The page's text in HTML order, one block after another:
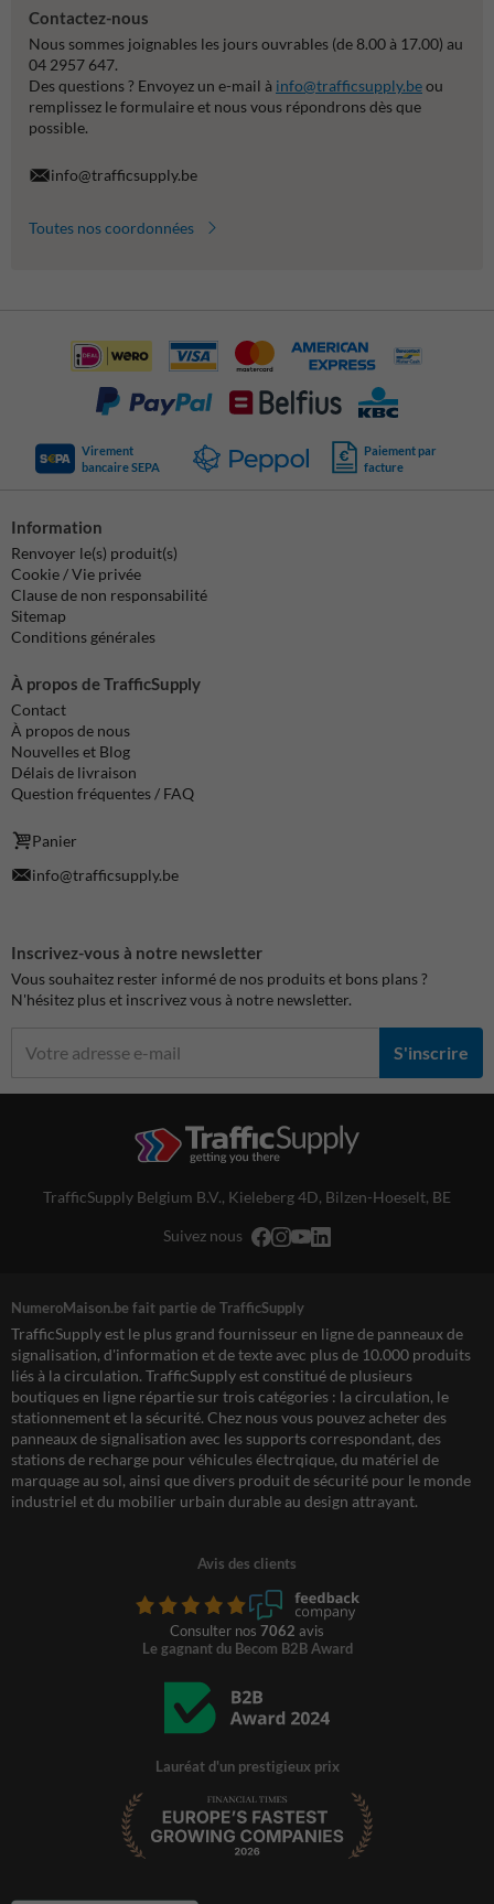
Contactez-nous
Nous sommes joignables les jours ouvrables (de 8.00 à 17.00) au
04 2957 647.
Des questions ? Envoyez un e-mail à info@trafficsupply.beou
remplissez le formulaire et nous vous répondrons dès que
possible.
info@trafficsupply.be
Toutes nos coordonnées
Virement
bancaire SEPA
Paiement par
facture
Information
Renvoyer le(s) produit(s)
Cookie / Vie privée
Clause de non responsabilité
Sitemap
Conditions générales
À propos de TrafficSupply
Contact
À propos de nous
Nouvelles et Blog
Délais de livraison
Question fréquentes / FAQ
Panier
info@trafficsupply.be
Inscrivez-vous à notre newsletter
Vous souhaitez rester informé de nos produits et bons plans ?
N'hésitez plus et inscrivez vous à notre newsletter.
S'inscrire
TrafficSupply Belgium B.V., Kieleberg 4D, Bilzen-Hoeselt, BE
Suivez nous
NumeroMaison.be fait partie de TrafficSupply
TrafficSupply est le plus grand fournisseur en ligne de panneaux de
signalisation, d'information et de texte avec plus de 10.000 produits
liés à la circulation. TrafficSupply est constitué de plusieurs
boutiques en ligne répartie sur trois catégories : la circulation, le
stationnement et la sécurité. Chez nous vous pouvez acheter des
panneaux de signalisation avec les supports correspondant, des
stations de recharge pour véhicules électrqique, du matériel de
marquage au sol, ainsi que divers produit de sécurité pour le monde
industriel et du mobilier urbain durable au design attrayant.
Avis des clients
Consulter nos 7062 avis
Le gagnant du Becom B2B Award
Lauréat d'un prestigieux prix